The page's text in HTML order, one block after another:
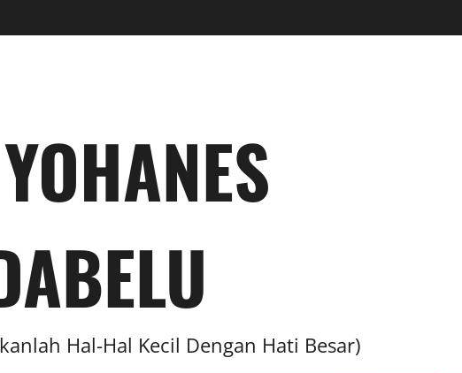
Hal-Hal Kecil Dengan Hati Besar)